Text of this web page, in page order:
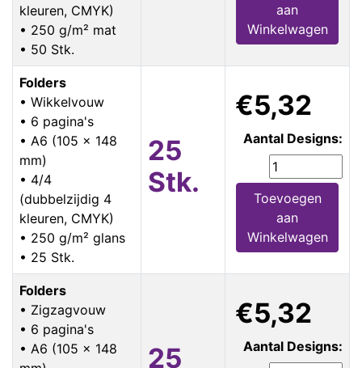
kleuren, CMYK)
• 250 g/m² mat
• 50 Stk.
aan
Winkelwagen
Folders
• Wikkelvouw
• 6 pagina's
• A6 (105 x 148
mm)
• 4/4
(dubbelzijdig 4
kleuren, CMYK)
• 250 g/m² glans
• 25 Stk.
25
Stk.
€5,32
Aantal Designs:
Toevoegen
aan
Winkelwagen
Folders
• Zigzagvouw
• 6 pagina's
• A6 (105 x 148
25
€5,32
Aantal Designs: